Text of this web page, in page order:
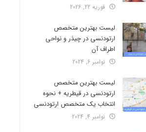
فوریه 22, 2026
لیست بهترین متخصص
ارتودنسی در چیذر و نواحی
اطراف آن
نوامبر 6, 2024
لیست بهترین متخصص
ارتودنسی در قیطریه + نحوه
انتخاب یک متخصص ارتودنسی
نوامبر 4, 2024